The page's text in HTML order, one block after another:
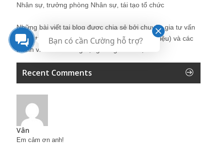
Nhân sự, trưởng phòng Nhân sự, tái tạo tổ chức
Những bài viết tại blog được chia sẻ bởi chuyên gia tư vấn
Quản trị Nhân sự Nguyễn Hùng Cường (giới thiệu) và các
thành viên khác trong cộng đồng Nhân sự.
Recent Comments
Vân
Em cảm ơn anh!
Bạn có cần Cường hỗ trợ?